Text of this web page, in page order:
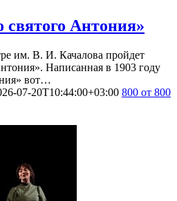
святого Антония»
им. В. И. Качалова пройдет
Написанная в 1903 году
вот…
07-20T10:44:00+03:00 800 от 800